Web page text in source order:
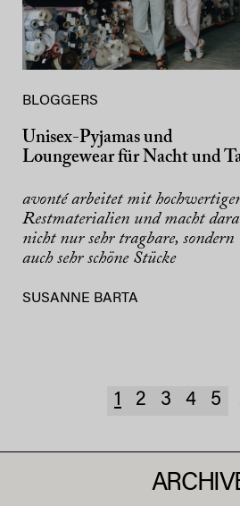
BLOGGERS
Unisex-Pyjamas und
Loungewear für Nacht und
avonté arbeitet mit
Restmaterialien und macht
nicht nur sehr tragbare, sondern
auch sehr schöne Stücke
SUSANNE BARTA
1 2 3 4 5